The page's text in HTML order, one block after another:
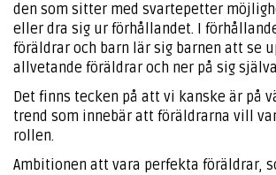
den som sitter med svartepetter
eller dra sig ur förhållandet. I
föräldrar och barn lär sig barnen att se
allvetande föräldrar och ner på sig
Det finns tecken på att vi kanske är på
trend som innebär att föräldrarna vill
rollen.
Ambitionen att vara perfekta föräldrar,